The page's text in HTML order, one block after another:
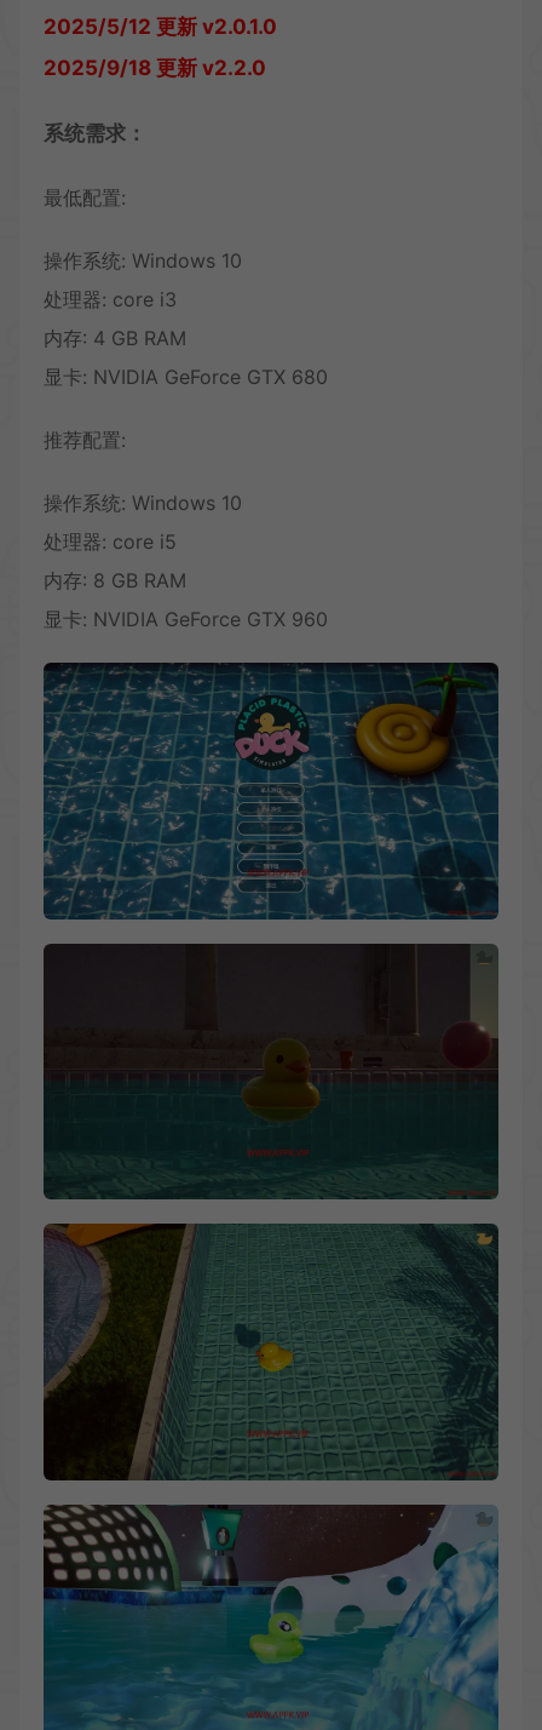
2025/5/12 更新 v2.0.1.0
2025/9/18 更新 v2.2.0
系统需求：
最低配置:
操作系统: Windows 10
处理器: core i3
内存: 4 GB RAM
显卡: NVIDIA GeForce GTX 680
推荐配置:
操作系统: Windows 10
处理器: core i5
内存: 8 GB RAM
显卡: NVIDIA GeForce GTX 960